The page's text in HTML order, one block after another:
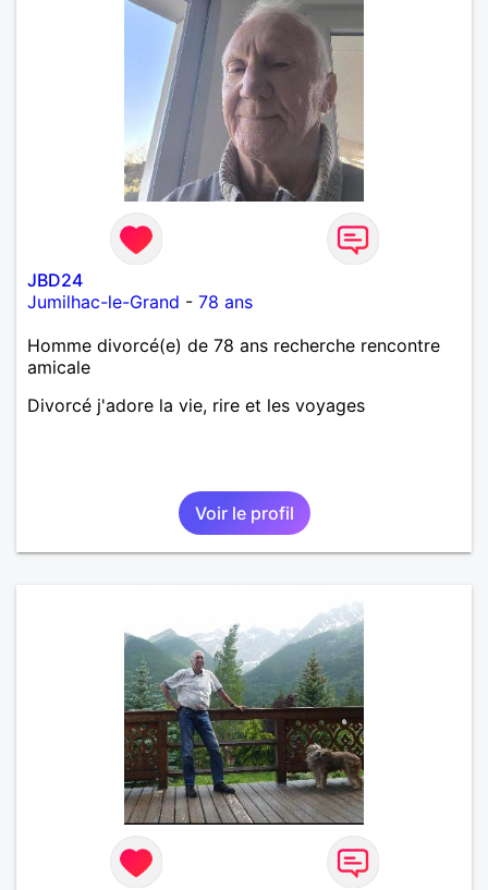
JBD24
Jumilhac-le-Grand - 78 ans
Homme divorcé(e) de 78 ans recherche rencontre
amicale
Divorcé j'adore la vie, rire et les voyages
Voir le profil